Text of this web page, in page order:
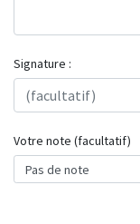
Signature :
Votre note (facultatif)